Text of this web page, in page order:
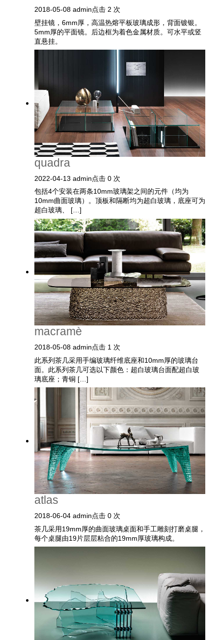
2018-05-08 admin点击 2 次
壁挂镜，6mm厚，高温热熔平板玻璃成形，背面镀银。
5mm厚的平面镜。后边框为着色金属材质。可水平或竖
直悬挂。
quadra
2022-04-13 admin 点击 0 次
包括4个安装在两条10mm玻璃架之间的元件（均为
10mm曲面玻璃）。顶板和隔断均为超白玻璃，底座可为
超白玻璃、 […]
macramè
2018-05-08 admin点击 1 次
此系列茶几采用手编玻璃纤维底座和10mm厚的玻璃台
面。此系列茶几可选以下颜色：超白玻璃台面配超白玻
璃底座；青铜 […]
atlas
2018-06-04 admin点击 0 次
茶几采用19mm厚的曲面玻璃桌面和手工雕刻打磨桌腿，
每个桌腿由19片层层粘合的19mm厚玻璃构成。